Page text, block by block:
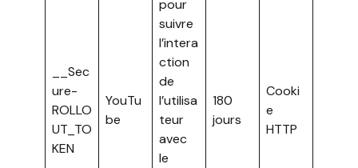
__Sec
ure-
ROLLO
UT_TO
KEN
YouTu
be
pour
suivre
l’intera
ction
de
l’utilisa
teur
avec
le
180
jours
Cooki
e
HTTP